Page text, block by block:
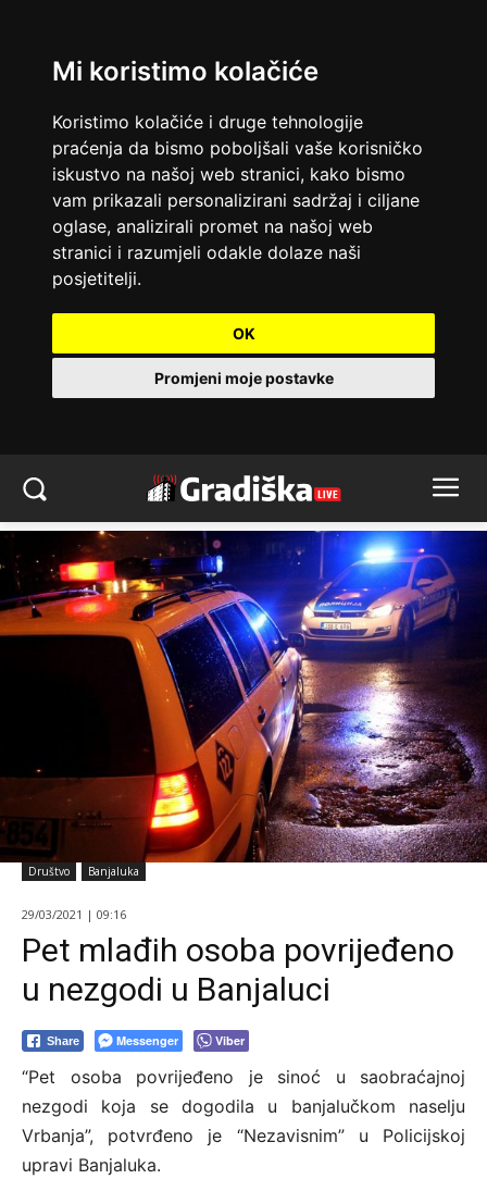
Mi koristimo kolačiće
Koristimo kolačiće i druge tehnologije
praćenja da bismo poboljšali vaše korisničko
iskustvo na našoj web stranici, kako bismo
vam prikazali personalizirani sadržaj i ciljane
oglase, analizirali promet na našoj web
stranici i razumjeli odakle dolaze naši
posjetitelji.
OK
Promjeni moje postavke
Društvo Banjaluka
29/03/2021 | 09:16
Pet mlađih osoba povrijeđeno
u nezgodi u Banjaluci
Share Messenger Viber
“Pet osoba povrijeđeno je sinoć u saobraćajnoj
nezgodi koja se dogodila u banjalučkom naselju
Vrbanja”, potvrđeno je “Nezavisnim” u Policijskoj
upravi Banjaluka.